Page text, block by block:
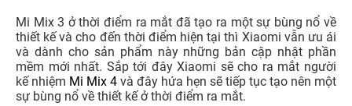
Mi Mix 3 ở thời điểm ra mắt đã tạo ra một sự bùng nổ về
thiết kế và cho đến thời điểm hiện tại thì Xiaomi vẫn ưu ái
và dành cho sản phẩm này những bản cập nhật phần
mềm mới nhất. Sắp tới đây Xiaomi sẽ cho ra mắt người
kế nhiệm Mi Mix 4 và đây hứa hẹn sẽ tiếp tục tạo nên một
sự bùng nổ về thiết kế ở thời điểm ra mắt.